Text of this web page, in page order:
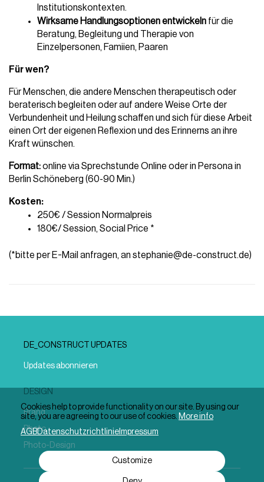
Institutionskontexten.
Wirksame Handlungsoptionen entwickeln für die
Beratung, Begleitung und Therapie von
Einzelpersonen, Famiien, Paaren
Für wen?
Für Menschen, die andere Menschen therapeutisch oder
beraterisch begleiten oder auf andere Weise Orte der
Verbundenheit und Heilung schaffen und sich für diese Arbeit
einen Ort der eigenen Reflexion und des Erinnerns an ihre
Kraft wünschen.
Format: online via Sprechstunde Online oder in Persona in
Berlin Schöneberg (60-90 Min.)
Kosten:
250€ / Session Normalpreis
180€/ Session, Social Price *
(*bitte per E-Mail anfragen, an stephanie@de-construct.de)
DE_CONSTRUCT UPDATES
Updates abonnieren
DESIGN
Brand
Photo
Photo-Design
Cookies help to provide functionality on our site. By using our
site, you are agreeing to our use of cookies. More info
AGBDatenschutzrichtlinie Impressum
Customize